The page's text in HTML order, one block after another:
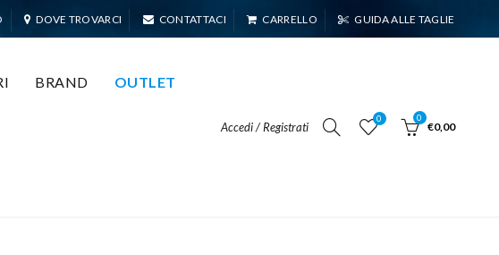
DOVE TROVARCI CONTATTACI CARRELLO GUIDA ALLE TAGLIE
BRAND OUTLET
Accedi / Registrati
0 0
€0,00